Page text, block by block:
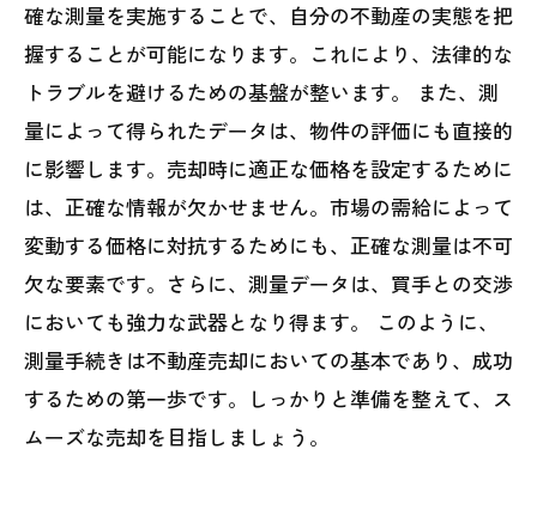
戦略
確な測量を実施することで、自分の不動産の実態を把
握することが可能になります。これにより、法律的な
トラブルを避けるための基盤が整います。 また、測
量によって得られたデータは、物件の評価にも直接的
に影響します。売却時に適正な価格を設定するために
は、正確な情報が欠かせません。市場の需給によって
変動する価格に対抗するためにも、正確な測量は不可
欠な要素です。さらに、測量データは、買手との交渉
においても強力な武器となり得ます。 このように、
測量手続きは不動産売却においての基本であり、成功
するための第一歩です。しっかりと準備を整えて、ス
ムーズな売却を目指しましょう。